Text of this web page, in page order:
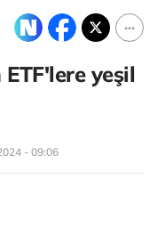
yeşil
- 09:06